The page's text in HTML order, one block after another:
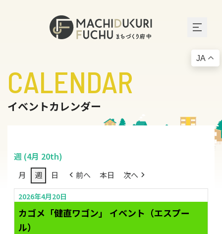
CALENDAR
イベントカレンダー
週 (4月 20th)
月 週 日 前へ 本日 次へ
2026年4月20日
カゴメ「健直ワゴン」 イベント（エスプー
ル）
JA